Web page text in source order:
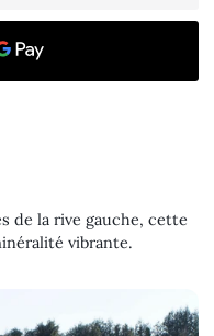
de la rive gauche, cette
vibrante.